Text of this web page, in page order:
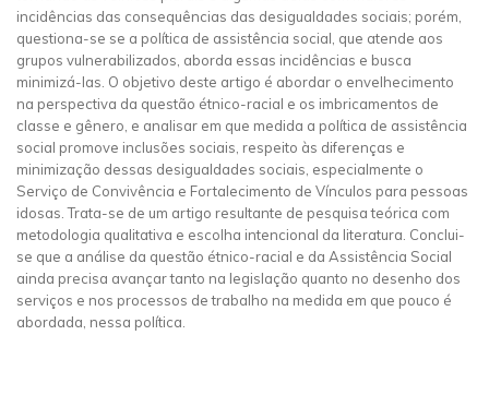
incidências das consequências das desigualdades sociais; porém,
questiona-se se a política de assistência social, que atende aos
grupos vulnerabilizados, aborda essas incidências e busca
minimizá-las. O objetivo deste artigo é abordar o envelhecimento
na perspectiva da questão étnico-racial e os imbricamentos de
classe e gênero, e analisar em que medida a política de assistência
social promove inclusões sociais, respeito às diferenças e
minimização dessas desigualdades sociais, especialmente o
Serviço de Convivência e Fortalecimento de Vínculos para pessoas
idosas. Trata-se de um artigo resultante de pesquisa teórica com
metodologia qualitativa e escolha intencional da literatura. Conclui-
se que a análise da questão étnico-racial e da Assistência Social
ainda precisa avançar tanto na legislação quanto no desenho dos
serviços e nos processos de trabalho na medida em que pouco é
abordada, nessa política.